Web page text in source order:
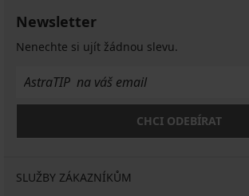
Newsletter
Nenechte si ujít žádnou slevu.
CHCI ODEBÍRAT
SLUŽBY ZÁKAZNÍKŮM